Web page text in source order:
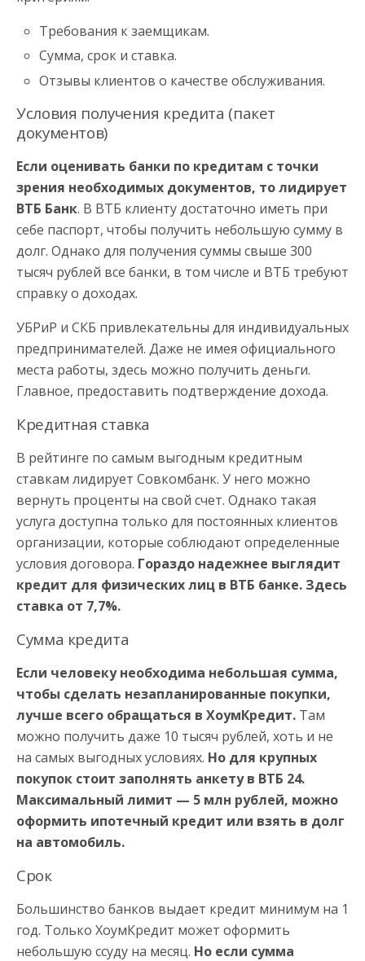
Требования к заемщикам.
Сумма, срок и ставка.
Отзывы клиентов о качестве обслуживания.
Условия получения кредита (пакет
документов)
Если оценивать банки по кредитам с точки
зрения необходимых документов, то лидирует
ВТБ Банк. В ВТБ клиенту достаточно иметь при
себе паспорт, чтобы получить небольшую сумму в
долг. Однако для получения суммы свыше 300
тысяч рублей все банки, в том числе и ВТБ требуют
справку о доходах.
УБРиР и СКБ привлекательны для индивидуальных
предпринимателей. Даже не имея официального
места работы, здесь можно получить деньги.
Главное, предоставить подтверждение дохода.
Кредитная ставка
В рейтинге по самым выгодным кредитным
ставкам лидирует Совкомбанк. У него можно
вернуть проценты на свой счет. Однако такая
услуга доступна только для постоянных клиентов
организации, которые соблюдают определенные
условия договора. Гораздо надежнее выглядит
кредит для физических лиц в ВТБ банке. Здесь
ставка от 7,7%.
Сумма кредита
Если человеку необходима небольшая сумма,
чтобы сделать незапланированные покупки,
лучше всего обращаться в ХоумКредит. Там
можно получить даже 10 тысяч рублей, хоть и не
на самых выгодных условиях. Но для крупных
покупок стоит заполнять анкету в ВТБ 24.
Максимальный лимит — 5 млн рублей, можно
оформить ипотечный кредит или взять в долг
на автомобиль.
Срок
Большинство банков выдает кредит минимум на 1
год. Только ХоумКредит может оформить
небольшую ссуду на месяц. Но если сумма